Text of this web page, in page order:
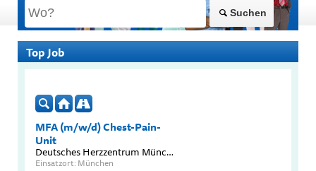
Suchen
Top Job
MFA (m/w/d) Chest-Pain-
Unit
Deutsches Herzzentrum München TUM Universitätsklinikum
Einsatzort: München